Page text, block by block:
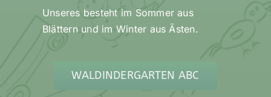
Unseres besteht im Sommer aus
Blättern und im Winter aus Ästen.
WALDINDERGARTEN ABC